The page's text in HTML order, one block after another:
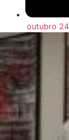
outubro